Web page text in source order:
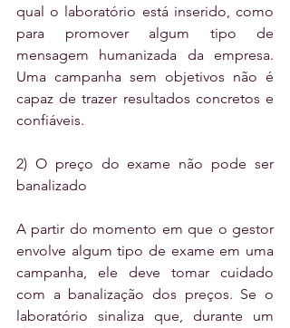
qual o laboratório está inserido, como
para promover algum tipo de
mensagem humanizada da empresa.
Uma campanha sem objetivos não é
capaz de trazer resultados concretos e
confiáveis.
2) O preço do exame não pode ser
banalizado
A partir do momento em que o gestor
envolve algum tipo de exame em uma
campanha, ele deve tomar cuidado
com a banalização dos preços. Se o
laboratório sinaliza que, durante um